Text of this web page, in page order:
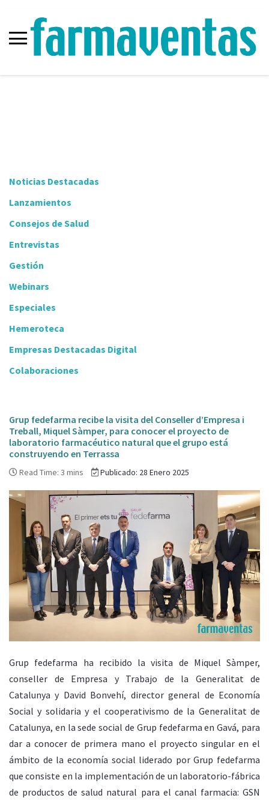
Noticias Destacadas
Lanzamientos
Consejos de Salud
Entrevistas
Gestión
Webinars
Especiales
Hemeroteca
Empresas Destacadas Digital
Colaboraciones
Grup fedefarma recibe la visita del Conseller d’Empresa i
Treball, Miquel Sàmper, para conocer el proyecto de
laboratorio farmacéutico natural que el grupo está
construyendo en Terrassa
Read Time: 3 mins Publicado: 28 Enero 2025
Grup fedefarma ha recibido la visita de Miquel Sàmper,
conseller de Empresa y Trabajo de la Generalitat de
Catalunya y David Bonvehí, director general de Economía
Social y solidaria y el cooperativismo de la Generalitat de
Catalunya, en la sede social de Grup fedefarma en Gavá, para
dar a conocer de primera mano el proyecto singular en el
ámbito de la economía social liderado por Grup fedefarma
que consiste en la implementación de un laboratorio-fábrica
de productos de salud natural para el canal farmacia: GSN